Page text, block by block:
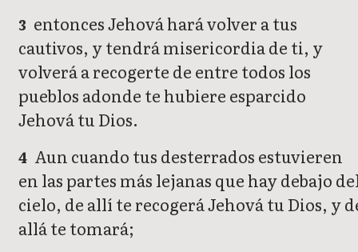
3 entonces Jehová hará volver a tus
cautivos, y tendrá misericordia de ti, y
volverá a recogerte de entre todos los
pueblos adonde te hubiere esparcido
Jehová tu Dios.
4 Aun cuando tus desterrados estuvieren
en las partes más lejanas que hay debajo
cielo, de allí te recogerá Jehová tu Dios, y
allá te tomará;